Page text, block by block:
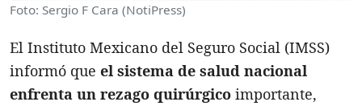
Foto: Sergio F Cara (NotiPress)
El Instituto Mexicano del Seguro Social (IMSS)
informó que el sistema de salud nacional
enfrenta un rezago quirúrgico importante,